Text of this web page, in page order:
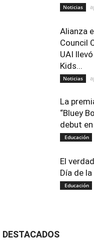
Noticias
Alianza
Council
UAI
Kids...
Noticias
La
“Bluey
debut
Educación
El
Día de la
Educación
DESTACADOS